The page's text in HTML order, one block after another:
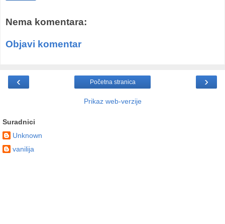
Nema komentara:
Objavi komentar
‹ ›
Početna stranica
Prikaz web-verzije
Suradnici
Unknown
vanilija